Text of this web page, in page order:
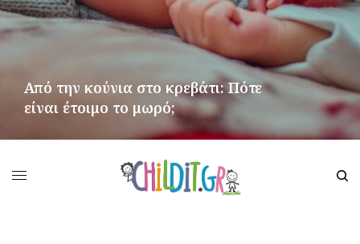
Από την κούνια στο κρεβάτι: Πότε
είναι έτοιμο το μωρό;